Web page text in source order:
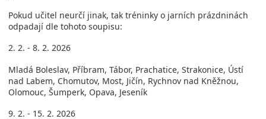
Pokud učitel neurčí jinak, tak tréninky o jarních prázdninách
odpadají dle tohoto soupisu:
2. 2. - 8. 2. 2026
Mladá Boleslav, Příbram, Tábor, Prachatice, Strakonice, Ústí
nad Labem, Chomutov, Most, Jičín, Rychnov nad Kněžnou,
Olomouc, Šumperk, Opava, Jeseník
9. 2. - 15. 2. 2026